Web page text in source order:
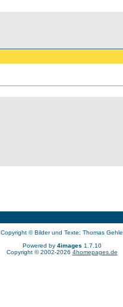
Copyright © Bilder und Texte: Thomas Gehle
Powered by 4images 1.7.10
Copyright © 2002-2026 4homepages.de